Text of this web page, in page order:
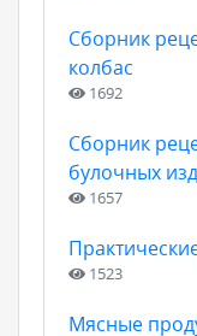
Сборник
колбас
1692
Сборник
булочных
1657
1523
Мясные